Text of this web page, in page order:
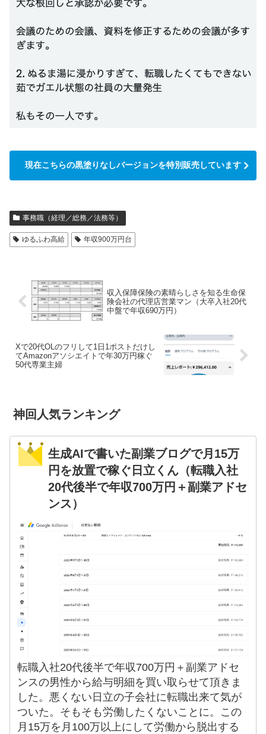
現在こちらの黒塗りなしバージョンを特別販売しています
事務職（経理／総務／法務等）
ゆるふわ高給 年収900万円台
収入保障保険の素晴らしさを知る生命保
険会社の代理店営業マン（大卒入社20代
中盤で年収690万円）
Xで20代OLのフリして1日1ポストだけし
てAmazonアソシエイトで年30万円稼ぐ
50代専業主婦
神回人気ランキング
生成AIで書いた副業ブログで月15万
円を放置で稼ぐ日立くん（転職入社
20代後半で年収700万円＋副業アドセ
ンス）
転職入社20代後半で年収700万円＋副業アドセ
ンスの男性から給与明細を買い取らせて頂きま
した。悪くない日立の子会社に転職出来て気が
ついた。そもそも労働したくないことに。この
月15万を月100万以上にして労働から脱出する